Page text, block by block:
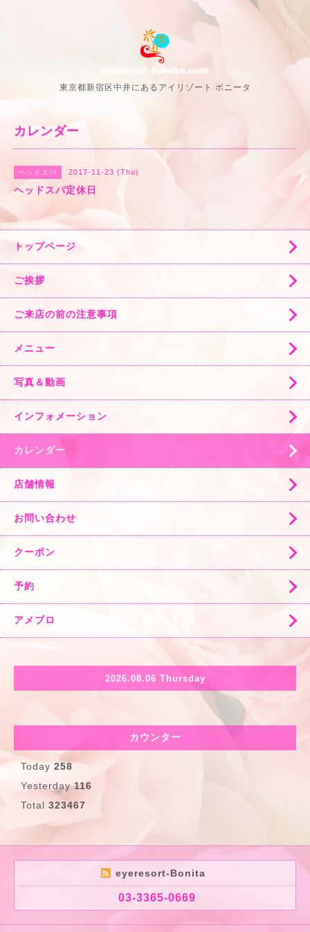
東京都新宿区中井にあるアイリゾート ボニータ
カレンダー
ヘッドスパ 2017-11-23 (Thu)
ヘッドスパ定休日
トップページ
ご挨拶
ご来店の前の注意事項
メニュー
写真＆動画
インフォメーション
カレンダー
店舗情報
お問い合わせ
クーポン
予約
アメブロ
2026.08.06 Thursday
カウンター
Today 258
Yesterday116
Total 323467
eyeresort-Bonita
03-3365-0669